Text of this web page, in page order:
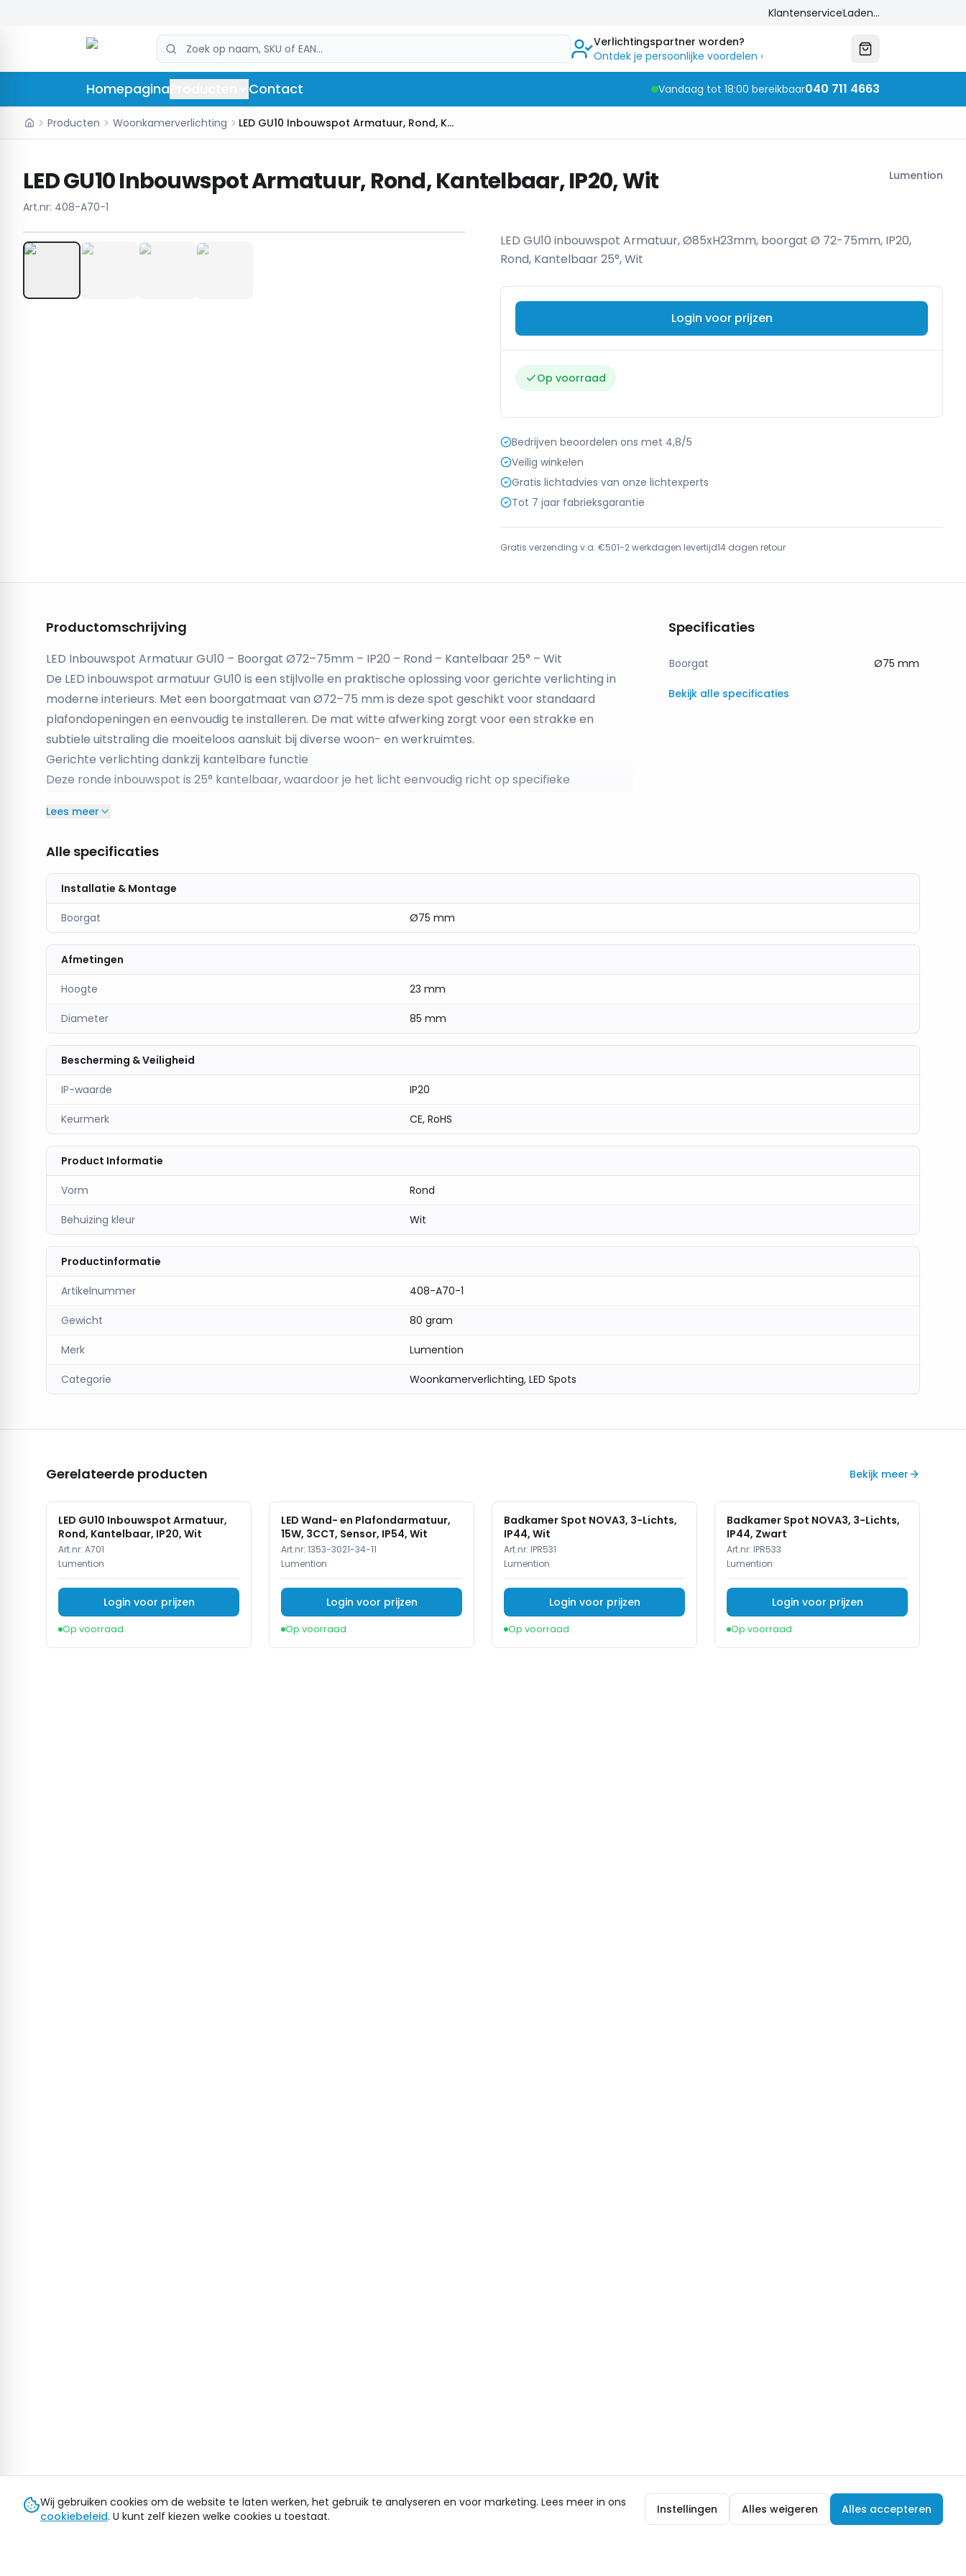
KlantenserviceLaden...
Verlichtingspartner worden?
Ontdek je persoonlijke voordelen ›
Homepagina Contact Vandaag tot 18:00 bereikbaar040 711 4663
Producten Woonkamerverlichting LED GU10 Inbouwspot Armatuur, Rond, Kantelbaar, IP20, Wit
LED GU10 Inbouwspot Armatuur, Rond, Kantelbaar, IP20, Wit Lumention
Art.nr: 408-A70-1
LED GU10 inbouwspot Armatuur, Ø85xH23mm, boorgat Ø 72-75mm, IP20,
Rond, Kantelbaar 25°, Wit
Login voor prijzen
Op voorraad
Bedrijven beoordelen ons met 4,8/5
Veilig winkelen
Gratis lichtadvies van onze lichtexperts
Tot 7 jaar fabrieksgarantie
Gratis verzending v.a. €501-2 werkdagen levertijd14 dagen retour
Productomschrijving
LED Inbouwspot Armatuur GU10 – Boorgat Ø72–75mm – IP20 – Rond – Kantelbaar 25° – Wit
De LED inbouwspot armatuur GU10 is een stijlvolle en praktische oplossing voor gerichte verlichting in
moderne interieurs. Met een boorgatmaat van Ø72–75 mm is deze spot geschikt voor standaard
plafondopeningen en eenvoudig te installeren. De mat witte afwerking zorgt voor een strakke en
subtiele uitstraling die moeiteloos aansluit bij diverse woon- en werkruimtes.
Gerichte verlichting dankzij kantelbare functie
Deze ronde inbouwspot is 25° kantelbaar, waardoor je het licht eenvoudig richt op specifieke
Hierdoor combineer je functionele verlichting met een sfeervol lichteffect.
Met een IP20-classificatie is het armatuur geschikt voor gebruik in droge ruimtes zoals de woonkamer,
hal, slaapkamer of kantoor. De degelijke constructie zorgt voor een stabiele plaatsing in het plafond en
een nette afwerking.
Compatibel met GU10 LED lampen
De spot is voorzien van een GU10 fitting en geschikt voor diverse GU10 LED-lampen. Zo kies je zelf de
gewenste lichtkleur en lichtsterkte, afgestemd op jouw toepassing.
Lees meer
Specificaties
Boorgat Ø75 mm
Bekijk alle specificaties
Alle specificaties
Installatie & Montage
Boorgat Ø75 mm
Afmetingen
Hoogte 23 mm
Diameter 85 mm
Bescherming & Veiligheid
IP-waarde IP20
Keurmerk CE, RoHS
Product Informatie
Vorm Rond
Behuizing kleur Wit
Productinformatie
Artikelnummer 408-A70-1
Gewicht 80 gram
Merk Lumention
Categorie Woonkamerverlichting, LED Spots
Gerelateerde producten Bekijk meer
LED GU10 Inbouwspot Armatuur,
Rond, Kantelbaar, IP20, Wit
Art.nr: A701
Lumention
Login voor prijzen
Op voorraad
LED Wand- en Plafondarmatuur,
15W, 3CCT, Sensor, IP54, Wit
Art.nr: 1353-3021-34-11
Lumention
Login voor prijzen
Op voorraad
Badkamer Spot NOVA3, 3-Lichts,
IP44, Wit
Art.nr: IPR531
Lumention
Login voor prijzen
Op voorraad
Badkamer Spot NOVA3, 3-Lichts,
IP44, Zwart
Art.nr: IPR533
Lumention
Login voor prijzen
Op voorraad
Wij gebruiken cookies om de website te laten werken, het gebruik te analyseren en voor marketing. Lees meer in ons
cookiebeleid. U kunt zelf kiezen welke cookies u toestaat. Instellingen Alles weigeren Alles accepteren